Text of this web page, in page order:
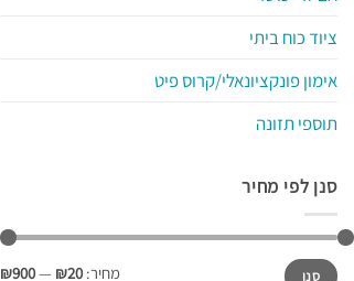
ציוד כוח ביתי
אימון פונקציונאלי/קרוס פיט
תוספי תזונה
סנן לפי מחיר
מחיר
מחיר
סנן מחיר:₪20
—
₪900